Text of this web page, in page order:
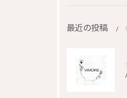
最近の投稿